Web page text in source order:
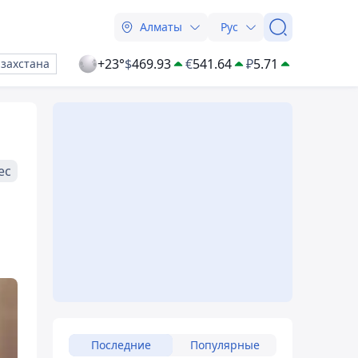
Алматы Рус
+23°$469.93 €541.64 ₽5.71
Последние Популярные